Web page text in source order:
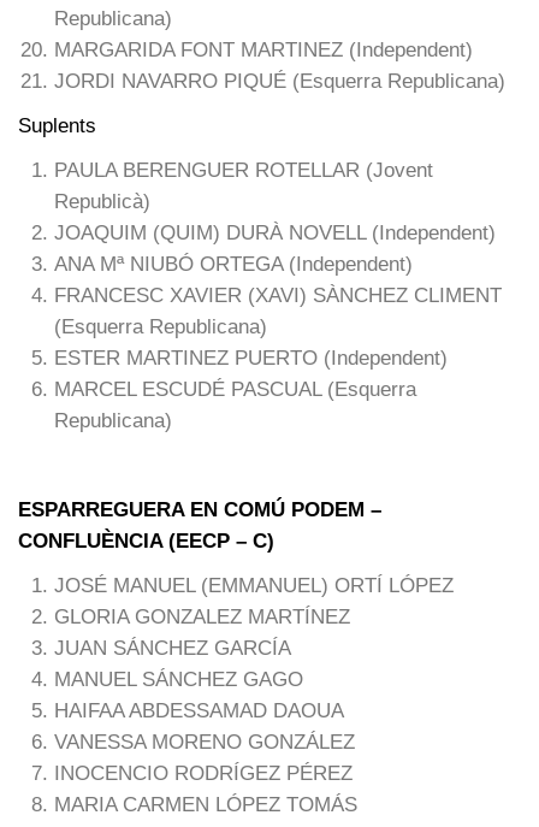
Republicana)
MARGARIDA FONT MARTINEZ (Independent)
JORDI NAVARRO PIQUÉ (Esquerra Republicana)
Suplents
PAULA BERENGUER ROTELLAR (Jovent
Republicà)
JOAQUIM (QUIM) DURÀ NOVELL (Independent)
ANA Mª NIUBÓ ORTEGA (Independent)
FRANCESC XAVIER (XAVI) SÀNCHEZ CLIMENT
(Esquerra Republicana)
ESTER MARTINEZ PUERTO (Independent)
MARCEL ESCUDÉ PASCUAL (Esquerra
Republicana)
ESPARREGUERA EN COMÚ PODEM –
CONFLUÈNCIA (EECP – C)
JOSÉ MANUEL (EMMANUEL) ORTÍ LÓPEZ
GLORIA GONZALEZ MARTÍNEZ
JUAN SÁNCHEZ GARCÍA
MANUEL SÁNCHEZ GAGO
HAIFAA ABDESSAMAD DAOUA
VANESSA MORENO GONZÁLEZ
INOCENCIO RODRÍGEZ PÉREZ
MARIA CARMEN LÓPEZ TOMÁS